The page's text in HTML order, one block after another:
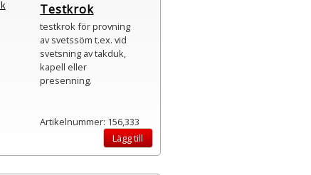
Testkrok
testkrok för provning
av svetssöm t.ex. vid
svetsning av takduk,
kapell eller
presenning.
Artikelnummer: 156,333
Lägg till